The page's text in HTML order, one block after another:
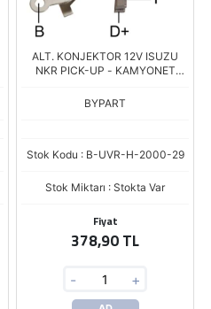
ALT. KONJEKTOR 12V ISUZU
NKR PICK-UP - KAMYONET
BYPART
Stok Kodu : B-UVR-H-2000-29
Stok Miktarı : Stokta Var
Fiyat
378,90 TL
- +